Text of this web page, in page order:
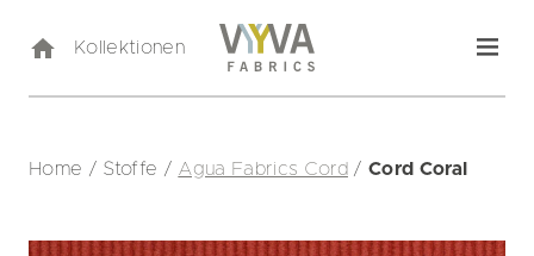
Kollektionen
Home / Stoffe / Agua Fabrics Cord / Cord Coral